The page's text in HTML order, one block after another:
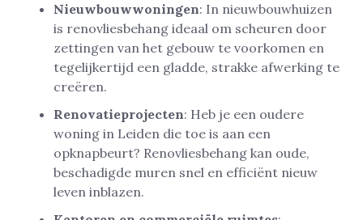
Nieuwbouwwoningen: In nieuwbouwhuizen
is renovliesbehang ideaal om scheuren door
zettingen van het gebouw te voorkomen en
tegelijkertijd een gladde, strakke afwerking te
creëren.
Renovatieprojecten: Heb je een oudere
woning in Leiden die toe is aan een
opknapbeurt? Renovliesbehang kan oude,
beschadigde muren snel en efficiënt nieuw
leven inblazen.